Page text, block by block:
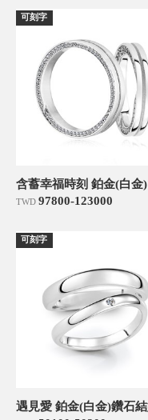
可刻字
TWD 97800-123000
可刻字